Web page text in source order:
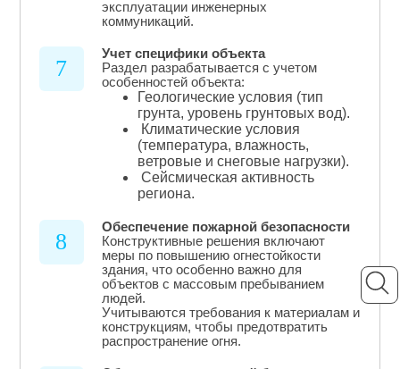
эксплуатации инженерных
коммуникаций.
7
Учет специфики объекта
Раздел разрабатывается с учетом
особенностей объекта:
Геологические условия (тип
грунта, уровень грунтовых вод).
Климатические условия
(температура, влажность,
ветровые и снеговые нагрузки).
Сейсмическая активность
региона.
8
Обеспечение пожарной безопасности
Конструктивные решения включают
меры по повышению огнестойкости
здания, что особенно важно для
объектов с массовым пребыванием
людей.
Учитываются требования к материалам и
конструкциям, чтобы предотвратить
распространение огня.